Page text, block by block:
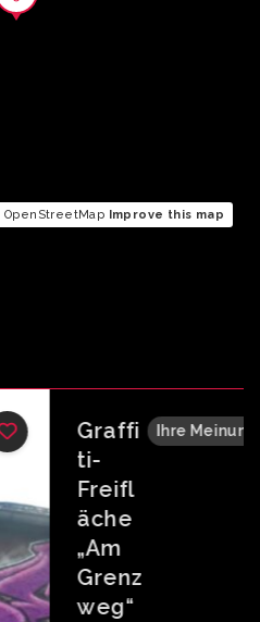
OpenStreetMap Improve this map
Graffi
ti-
äche
„Am
Grenz
weg“
Ihre Meinung?